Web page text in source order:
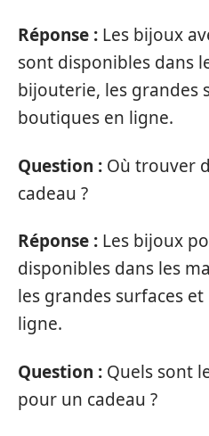
Réponse : Les bijoux
sont disponibles dans
bijouterie, les grandes
boutiques en ligne.
Question : Où trouver
cadeau ?
Réponse : Les bijoux
disponibles dans les
les grandes surfaces
ligne.
Question : Quels sont
pour un cadeau ?